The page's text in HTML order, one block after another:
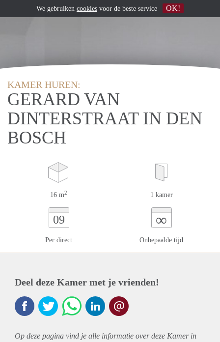
KAMER HUREN:
GERARD VAN
DINTERSTRAAT IN DEN
BOSCH
16 m2 1 kamer
09
Per direct
∞
Onbepaalde tijd
Deel deze Kamer met je vrienden!
Op deze pagina vind je alle informatie over deze Kamer in
We gebruiken cookies voor de beste service OK!